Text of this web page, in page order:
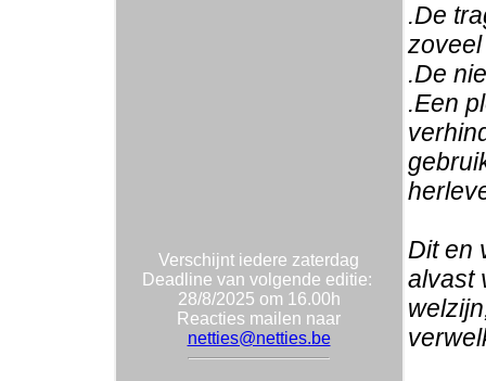
Verschijnt iedere zaterdag
Deadline van volgende editie:
28/8/2025 om 16.00h
Reacties mailen naar
netties@netties.be
.De
.De
.Een
Dit en
alvast